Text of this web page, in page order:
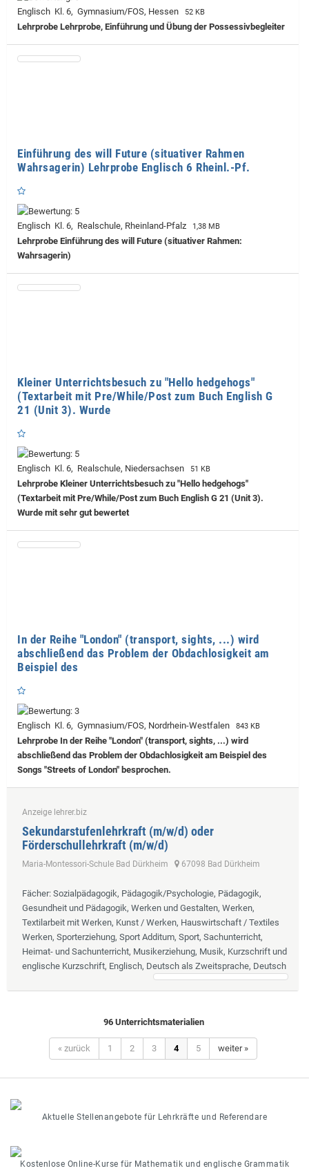
Englisch Kl. 6, Gymnasium/FOS, Hessen 52 KB
Lehrprobe Lehrprobe, Einführung und Übung der Possessivbegleiter
Einführung des will Future (situativer Rahmen
Wahrsagerin) Lehrprobe Englisch 6 Rheinl.-Pf.
Englisch Kl. 6, Realschule, Rheinland-Pfalz 1,38 MB
Lehrprobe Einführung des will Future (situativer Rahmen:
Wahrsagerin)
Kleiner Unterrichtsbesuch zu "Hello hedgehogs"
(Textarbeit mit Pre/While/Post zum Buch English G
21 (Unit 3). Wurde
Englisch Kl. 6, Realschule, Niedersachsen 51 KB
Lehrprobe Kleiner Unterrichtsbesuch zu "Hello hedgehogs"
(Textarbeit mit Pre/While/Post zum Buch English G 21 (Unit 3).
Wurde mit sehr gut bewertet
In der Reihe "London" (transport, sights, ...) wird
abschließend das Problem der Obdachlosigkeit am
Beispiel des
Englisch Kl. 6, Gymnasium/FOS, Nordrhein-Westfalen 843 KB
Lehrprobe In der Reihe "London" (transport, sights, ...) wird
abschließend das Problem der Obdachlosigkeit am Beispiel des
Songs "Streets of London" besprochen.
Anzeige lehrer.biz
Sekundarstufenlehrkraft (m/w/d) oder
Förderschullehrkraft (m/w/d)
Maria-Montessori-Schule Bad Dürkheim 67098 Bad Dürkheim
Fächer: Sozialpädagogik, Pädagogik/Psychologie, Pädagogik,
Gesundheit und Pädagogik, Werken und Gestalten, Werken,
Textilarbeit mit Werken, Kunst / Werken, Hauswirtschaft / Textiles
Werken, Sporterziehung, Sport Additum, Sport, Sachunterricht,
Heimat- und Sachunterricht, Musikerziehung, Musik, Kurzschrift und
englische Kurzschrift, Englisch, Deutsch als Zweitsprache, Deutsch
96 Unterrichtsmaterialien
« zurück 1 2 3 4 5 weiter »
Aktuelle Stellenangebote für Lehrkräfte und Referendare
Kostenlose Online-Kurse für Mathematik und englische Grammatik